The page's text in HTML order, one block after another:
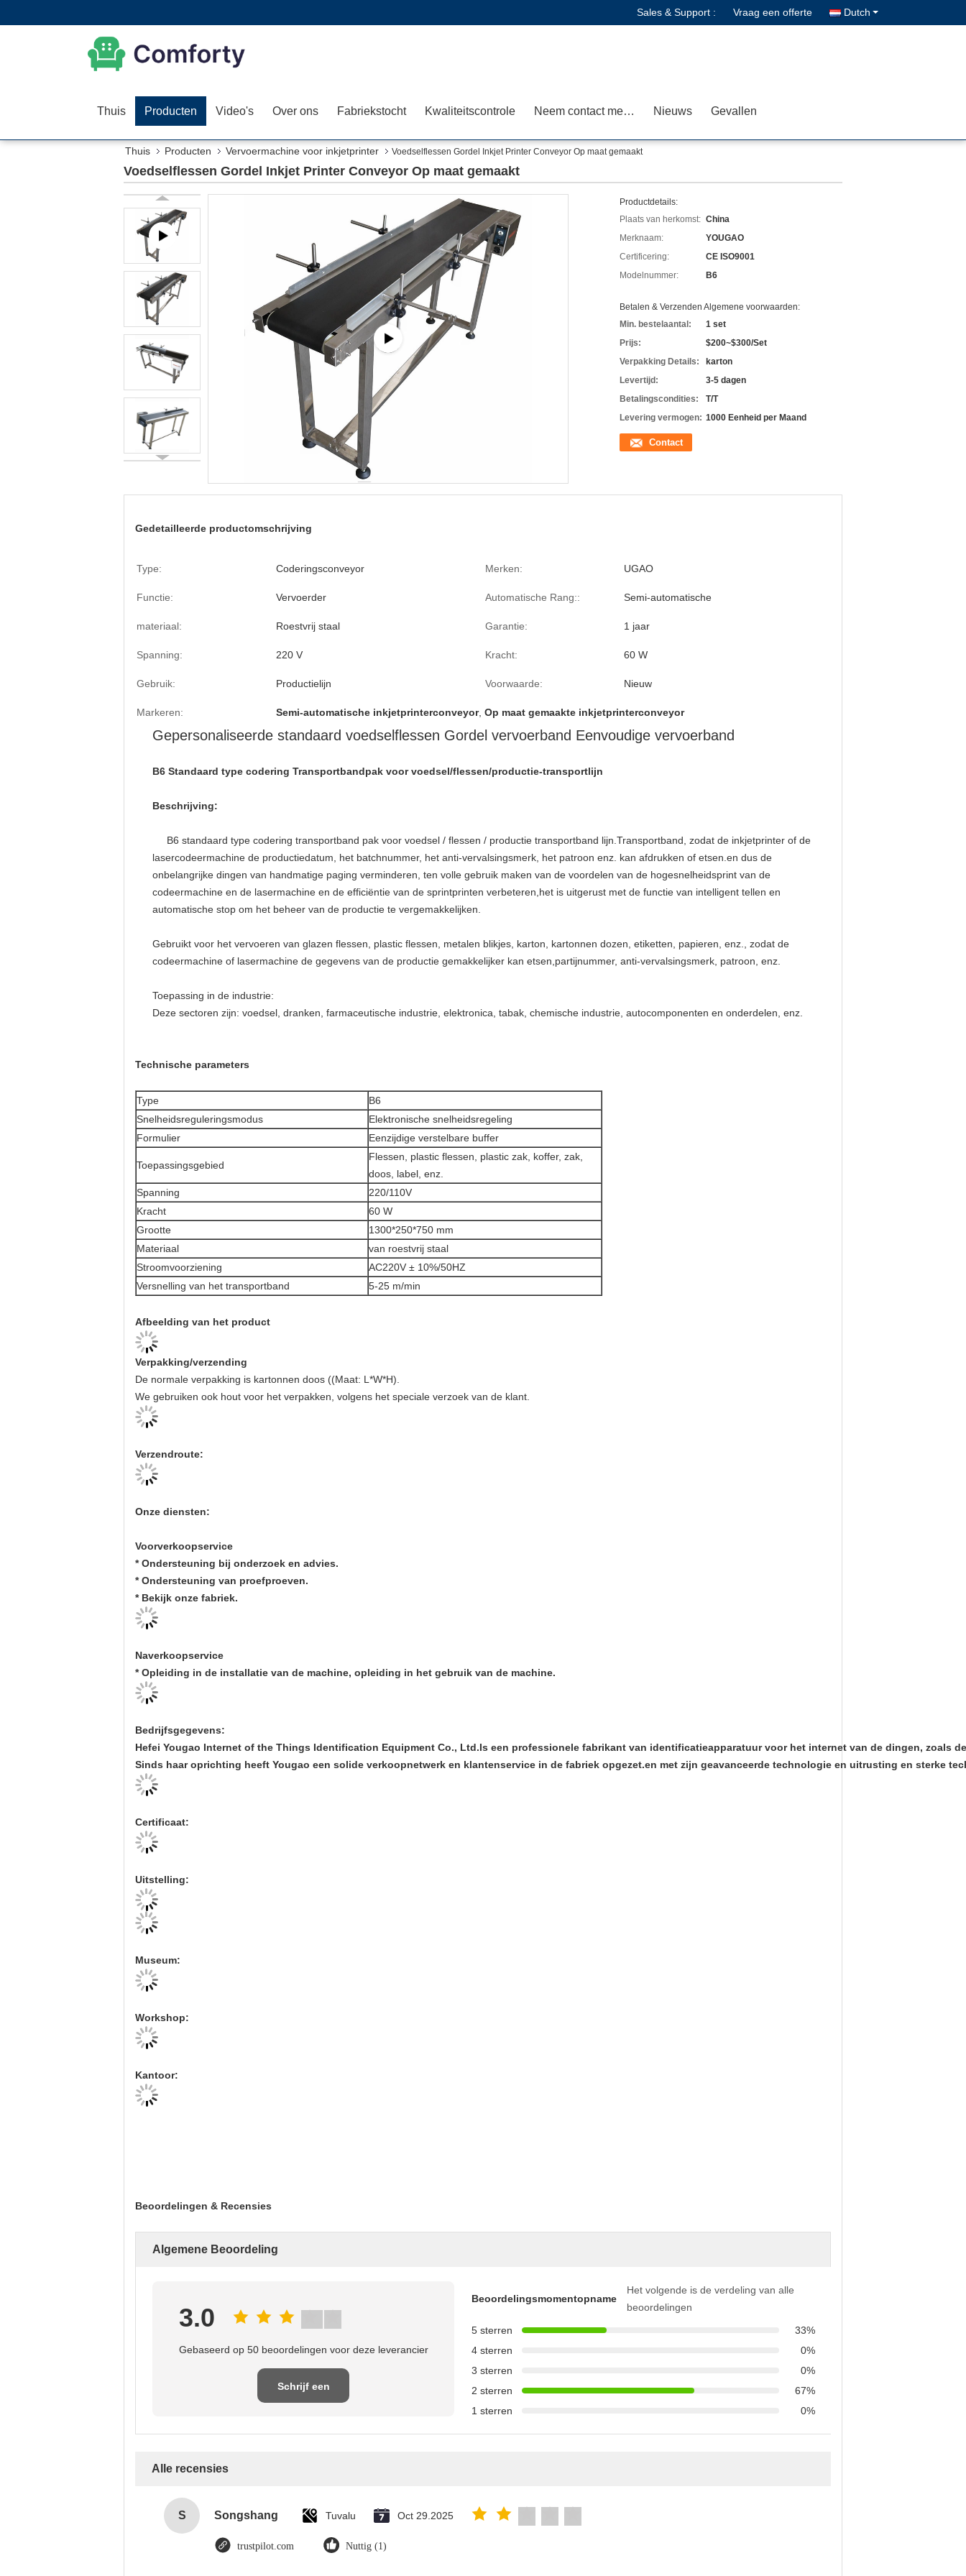
Sales & Support : Vraag een offerte Dutch
Thuis Producten Video's Over ons Fabriekstocht Kwaliteitscontrole Neem contact met ons op Nieuws Gevallen
Thuis Producten Vervoermachine voor inkjetprinter Voedselflessen Gordel Inkjet Printer Conveyor Op maat gemaakt
Voedselflessen Gordel Inkjet Printer Conveyor Op maat gemaakt
Productdetails:
Plaats van herkomst: China
Merknaam:
YOUGAO
Certificering:
CE ISO9001
Modelnummer:
B6
Betalen & Verzenden Algemene voorwaarden:
Min. bestelaantal:
1 set
Prijs:
$200~$300/Set
Verpakking Details:
karton
Levertijd:
3-5 dagen
Betalingscondities:
T/T
Levering vermogen: 1000 Eenheid per Maand
Contact
Gedetailleerde productomschrijving
Type: Coderingsconveyor Merken: UGAO
Functie: Vervoerder Automatische Rang:: Semi-automatische
materiaal: Roestvrij staal Garantie: 1 jaar
Spanning: 220 V Kracht: 60 W
Gebruik: Productielijn Voorwaarde: Nieuw
Markeren: Semi-automatische inkjetprinterconveyor, Op maat gemaakte inkjetprinterconveyor
Gepersonaliseerde standaard voedselflessen Gordel vervoerband Eenvoudige vervoerband
B6 Standaard type codering Transportbandpak voor voedsel/flessen/productie-transportlijn
Beschrijving:
B6 standaard type codering transportband pak voor voedsel / flessen / productie transportband lijn. Transportband, zodat de inkjetprinter of de
lasercodeermachine de productiedatum, het batchnummer, het anti-vervalsingsmerk, het patroon enz. kan afdrukken of etsen.en dus de
onbelangrijke dingen van handmatige paging verminderen, ten volle gebruik maken van de voordelen van de hogesnelheidsprint van de
codeermachine en de lasermachine en de efficiëntie van de sprintprinten verbeteren,het is uitgerust met de functie van intelligent tellen en
automatische stop om het beheer van de productie te vergemakkelijken.
Gebruikt voor het vervoeren van glazen flessen, plastic flessen, metalen blikjes, karton, kartonnen dozen, etiketten, papieren, enz., zodat de
codeermachine of lasermachine de gegevens van de productie gemakkelijker kan etsen,partijnummer, anti-vervalsingsmerk, patroon, enz.
Toepassing in de industrie:
Deze sectoren zijn: voedsel, dranken, farmaceutische industrie, elektronica, tabak, chemische industrie, autocomponenten en onderdelen, enz.
Technische parameters
Type
B6
Snelheidsreguleringsmodus
Elektronische snelheidsregeling
Formulier
Eenzijdige verstelbare buffer
Toepassingsgebied
Flessen, plastic flessen, plastic zak, koffer, zak,
doos, label, enz.
Spanning
220/110V
Kracht
60 W
Grootte
1300*250*750 mm
Materiaal
van roestvrij staal
Stroomvoorziening
AC220V ± 10%/50HZ
Versnelling van het transportband
5-25 m/min
Afbeelding van het product
Verpakking/verzending
De normale verpakking is kartonnen doos ((Maat: L*W*H).
We gebruiken ook hout voor het verpakken, volgens het speciale verzoek van de klant.
Verzendroute:
Onze diensten:
Voorverkoopservice
* Ondersteuning bij onderzoek en advies.
* Ondersteuning van proefproeven.
* Bekijk onze fabriek.
Naverkoopservice
* Opleiding in de installatie van de machine, opleiding in het gebruik van de machine.
Bedrijfsgegevens:
Hefei Yougao Internet of the Things Identification Equipment Co., Ltd.Is een professionele fabrikant van identificatieapparatuur voor het internet van de dingen,
Sinds haar oprichting heeft Yougao een solide verkoopnetwerk en klantenservice in de fabriek opgezet.en met zijn geavanceerde technologie en uitrusting en
Certificaat:
Uitstelling:
Museum:
Workshop:
Kantoor:
Beoordelingen & Recensies
Algemene Beoordeling
3.0
Gebaseerd op 50 beoordelingen voor deze leverancier
Schrijf een
Beoordelingsmomentopname
Het volgende is de verdeling van alle
beoordelingen
5 sterren
33%
4 sterren
0%
3 sterren
0%
2 sterren
67%
1 sterren
0%
Alle recensies
S Songshang Tuvalu Oct 29.2025
trustpilot.com Nuttig (1)